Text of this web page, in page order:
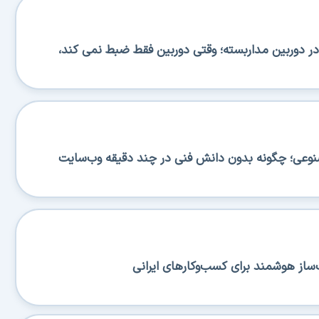
مداربسته؛ وقتی دوربین فقط ضبط نمی کند،
چگونه بدون دانش فنی در چند دقیقه وب‌سایت
هوشمند برای کسب‌وکارهای ایرانی